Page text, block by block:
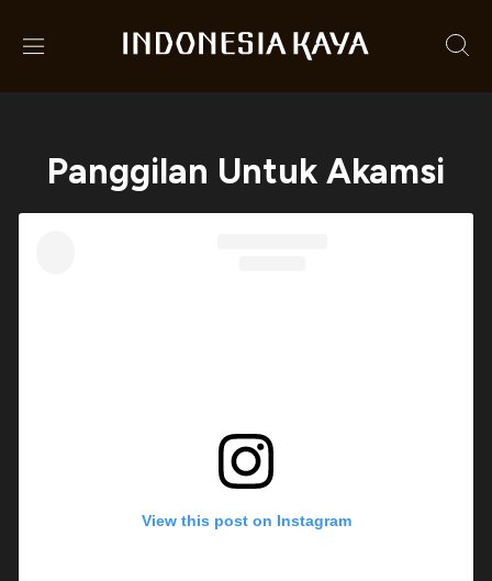
Panggilan Untuk Akamsi
View this post on Instagram